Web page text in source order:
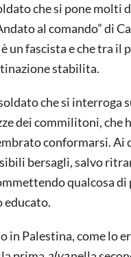
che si pone molti
al comando” di
fascista e che tra il
stabilita.
che si interroga
dei commilitoni, che
conformarsi. Ai
bersagli, salvo
qualcosa
educato.
in Palestina, come lo